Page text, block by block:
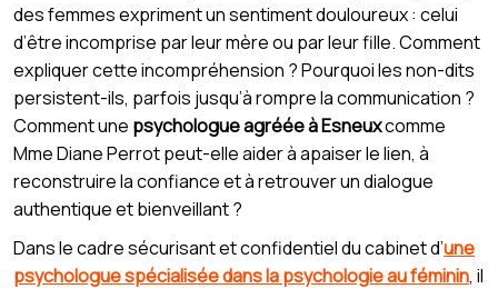
des femmes expriment un sentiment douloureux : celui
d’être incomprise par leur mère ou par leur fille. Comment
expliquer cette incompréhension ? Pourquoi les non-dits
persistent-ils, parfois jusqu’à rompre la communication ?
Comment une psychologue agréée à Esneuxcomme
Mme Diane Perrot peut-elle aider à apaiser le lien, à
reconstruire la confiance et à retrouver un dialogue
authentique et bienveillant ?
Dans le cadre sécurisant et confidentiel du cabinet d’une
psychologue spécialisée dans la psychologie au féminin, il